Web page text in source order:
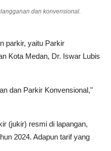
dan konvensional.
parkir, yaitu Parkir
Kota Medan, Dr. Iswar Lubis
dan Parkir Konvensional,"
(jukir) resmi di lapangan,
2024. Adapun tarif yang